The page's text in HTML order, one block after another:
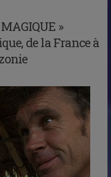
»
de la France à